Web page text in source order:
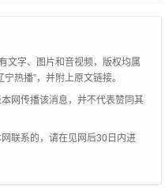
文字、图片和音视频，版权均属
热播”，并附上原文链接。
网传播该消息，并不代表赞同其
联系的，请在见网后30日内进